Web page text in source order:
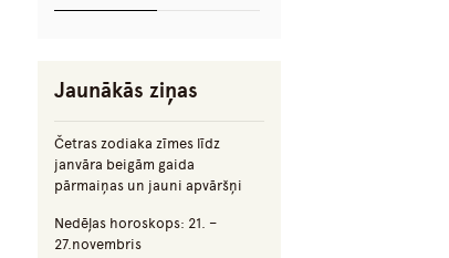
Jaunākās ziņas
Četras zodiaka zīmes līdz
janvāra beigām gaida
pārmaiņas un jauni apvāršņi
Nedēļas horoskops: 21. –
27.novembris